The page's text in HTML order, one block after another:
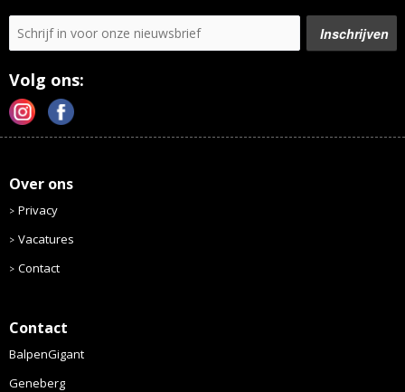
Volg ons:
Over ons
Privacy
Vacatures
Contact
Contact
BalpenGigant
Geneberg